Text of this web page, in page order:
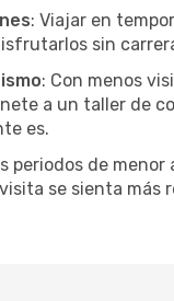
: Viajar en
sin
: Con menos
a un taller de
es.
periodos de
se sienta